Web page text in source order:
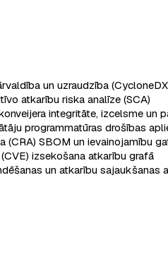
un uzraudzība
atkarību riska analīze (SCA)
integritāte, izcelsme un
programmatūras drošības
(CRA) SBOM un ievainojamību
izsekošana atkarību grafā
un atkarību sajaukšanas